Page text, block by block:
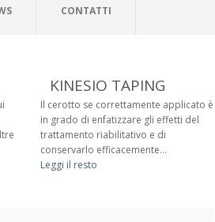
CONTATTI
KINESIO TAPING
Il cerotto se correttamente applicato è
in grado di enfatizzare gli effetti del
trattamento riabilitativo e di
conservarlo efficacemente...
Leggi il resto